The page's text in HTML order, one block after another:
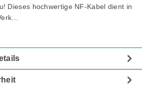
Dieses hochwertige NF-Kabel dient in